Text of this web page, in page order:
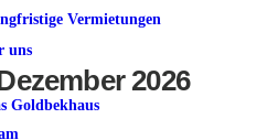
Vermietungen
uns
Goldbekhaus
2026